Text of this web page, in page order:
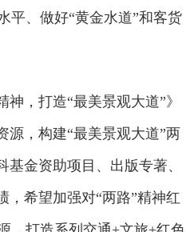
平、做好“黄金水道”和客货
，打造“最美景观大道”》
源，构建“最美景观大道”两
金资助项目、出版专著、
，希望加强对“两路”精神红